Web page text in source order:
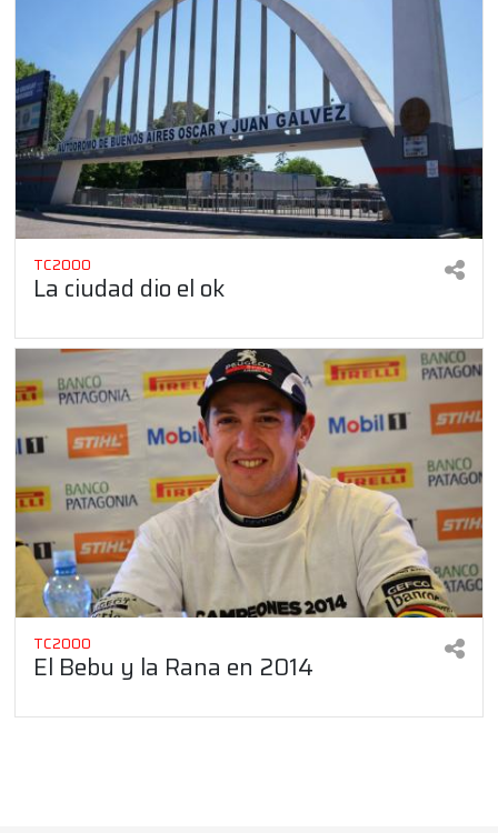
TC2000
La ciudad dio el ok
TC2000
El Bebu y la Rana en 2014